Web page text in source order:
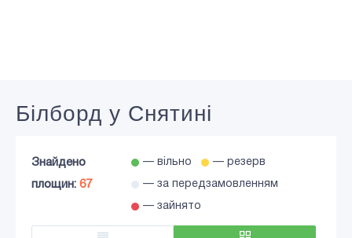
Білборд у Снятині
Знайдено
площин: 67
— вільно — резерв
— за передзамовленням
— зайнято